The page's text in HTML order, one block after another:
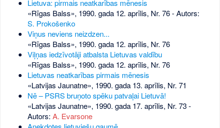
Lietuva: pirmais neatkarības mēnesis
«Rīgas Balss», 1990. gada 12. aprīlis, Nr. 76- Autors:
S. Prokošenko
Viņus neviens neizdzen...
«Rīgas Balss», 1990. gada 12. aprīlis, Nr. 76
Viļņas iedzīvotāji atbalsta Lietuvas valdību
«Rīgas Balss», 1990. gada 12. aprīlis, Nr. 76
Lietuvas neatkarības pirmais mēnesis
«Latvijas Jaunatne», 1990. gada 13. aprīlis, Nr. 71
Nē – PSRS bruņoto spēku patvaļai Lietuvā!
«Latvijas Jaunatne», 1990. gada 17. aprīlis, Nr. 73-
Autors: A. Evarsone